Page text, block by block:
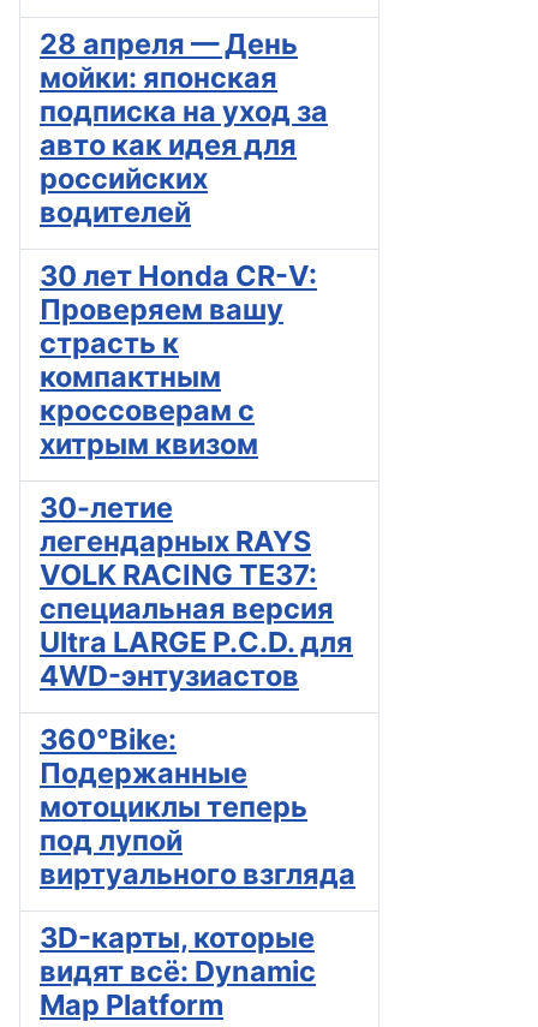
28 апреля — День
мойки: японская
подписка на уход за
авто как идея для
российских
водителей
30 лет Honda CR-V:
Проверяем вашу
страсть к
компактным
кроссоверам с
хитрым квизом
30-летие
легендарных RAYS
VOLK RACING TE37:
специальная версия
Ultra LARGE P.C.D. для
4WD-энтузиастов
360°Bike:
Подержанные
мотоциклы теперь
под лупой
виртуального взгляда
3D-карты, которые
видят всё: Dynamic
Map Platform